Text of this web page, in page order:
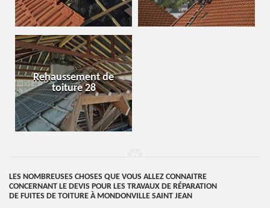
Rehaussement de
toiture 28
LES NOMBREUSES CHOSES QUE VOUS ALLEZ CONNAITRE
CONCERNANT LE DEVIS POUR LES TRAVAUX DE RÉPARATION
DE FUITES DE TOITURE À MONDONVILLE SAINT JEAN